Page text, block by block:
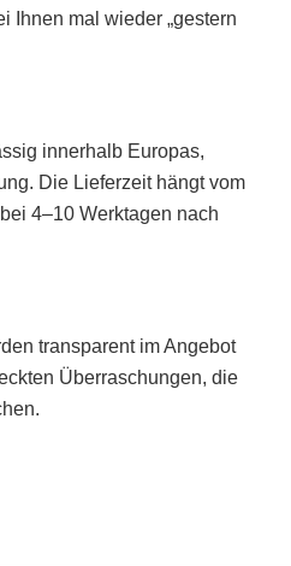
Ihnen mal wieder „gestern
innerhalb Europas,
Die Lieferzeit hängt vom
4–10 Werktagen nach
transparent im Angebot
Überraschungen, die